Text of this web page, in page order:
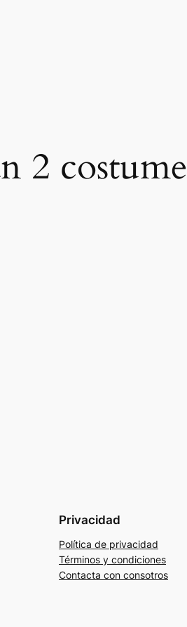
2 costume
Privacidad
Política de privacidad
Términos y condiciones
Contacta con consotros